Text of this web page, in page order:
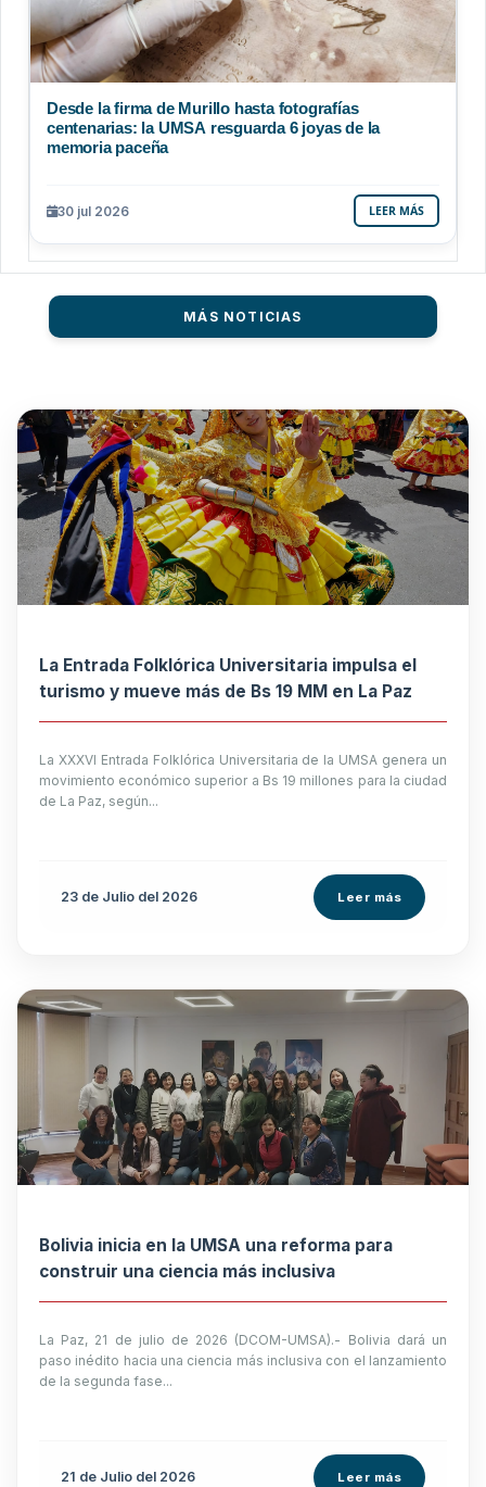
Desde la firma de Murillo hasta fotografías
centenarias: la UMSA resguarda 6 joyas de la
memoria paceña
30 jul 2026 LEER MÁS
MÁS NOTICIAS
La Entrada Folklórica Universitaria impulsa el
turismo y mueve más de Bs 19 MM en La Paz
La XXXVI Entrada Folklórica Universitaria de la UMSA genera un
movimiento económico superior a Bs 19 millones para la ciudad
de La Paz, según...
23 de Julio del 2026 Leer más
Bolivia inicia en la UMSA una reforma para
construir una ciencia más inclusiva
La Paz, 21 de julio de 2026 (DCOM-UMSA).- Bolivia dará un
paso inédito hacia una ciencia más inclusiva con el lanzamiento
de la segunda fase...
21 de Julio del 2026 Leer más